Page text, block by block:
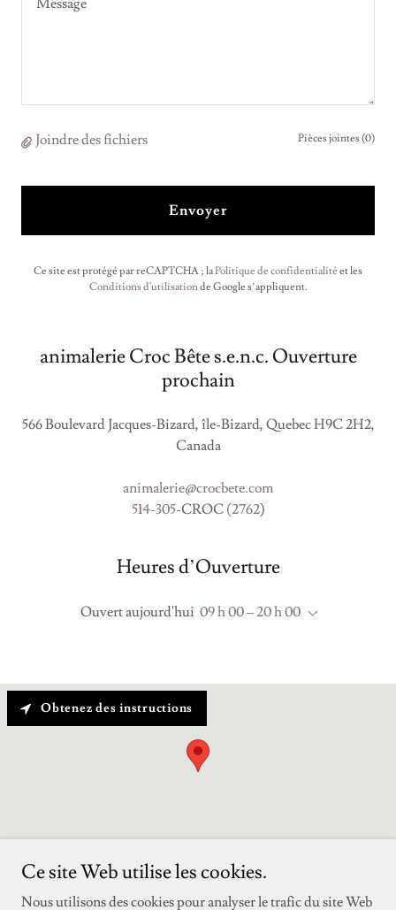
Joindre des fichiers Pièces jointes (0)
Envoyer
Ce site est protégé par reCAPTCHA ; laPolitique de confidentialité et les
Conditions d'utilisationde Google s’appliquent.
animalerie Croc Bête s.e.n.c. Ouverture
prochain
566 Boulevard Jacques-Bizard, île-Bizard, Quebec H9C 2H2,
Canada
animalerie@crocbete.com
514-305-CROC (2762)
Heures d’Ouverture
Ouvert aujourd'hui 09 h 00 – 20 h 00
Obtenez des instructions
Ce site Web utilise les cookies.
Nous utilisons des cookies pour analyser le trafic du site Web